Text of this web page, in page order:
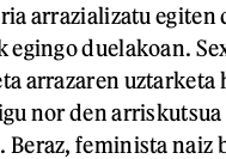
arrazializatu egiten
egingo duelakoan.
arrazaren uztarketa
nor den
Beraz, feminista naiz